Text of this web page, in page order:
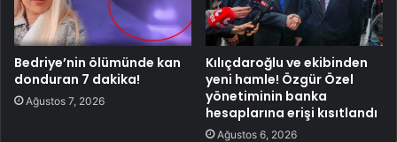
Bedriye’nin ölümünde kan
donduran 7 dakika!
Ağustos 7, 2026
Kılıçdaroğlu ve ekibinden
yeni hamle! Özgür Özel
yönetiminin banka
hesaplarına erişi kısıtlandı
Ağustos 6, 2026